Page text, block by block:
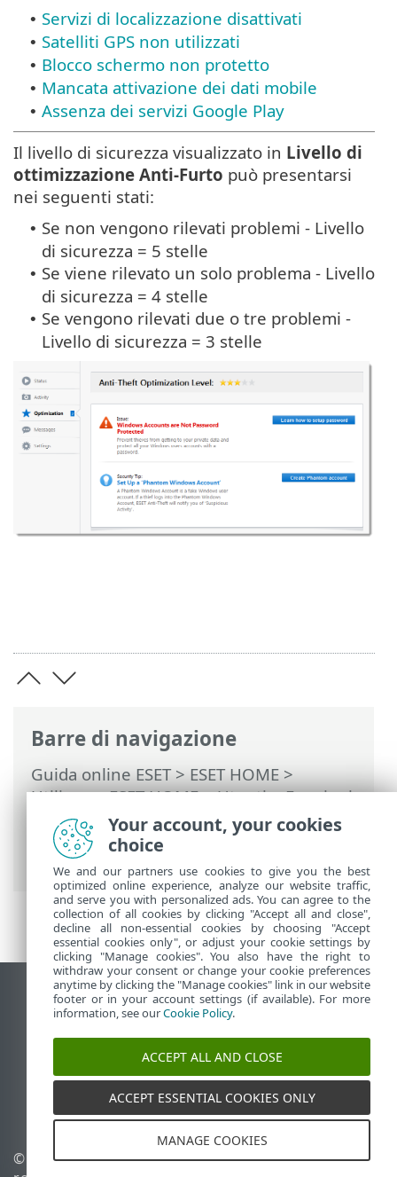
Barre di navigazione
Guida online ESET> ESET HOME >
Utilizzare ESET HOME>Utenti>Funzioni
ESET assegnate all’utente >Anti-Furto>
Dispositivi protetti da Anti-Furto
Ottimizzazione
• Servizi di localizzazione disattivati
• Satelliti GPS non utilizzati
• Blocco schermo non protetto
• Mancata attivazione dei dati mobile
• Assenza dei servizi Google Play
Il livello di sicurezza visualizzato in Livello di
ottimizzazione Anti-Furto può presentarsi
nei seguenti stati:
• Se non vengono rilevati problemi - Livello
di sicurezza = 5 stelle
• Se viene rilevato un solo problema - Livello
di sicurezza = 4 stelle
• Se vengono rilevati due o tre problemi -
Livello di sicurezza = 3 stelle
Visualizza sito desktop
End of Life
ESET Knowledge Base
ESET Status Portal
Supporto regionale
© 1992 - 2026 ESET, spol. s
Gestisci cookie
Your account, your cookies
choice
We and our partners use cookies to give you the best
optimized online experience, analyze our website traffic,
and serve you with personalized ads. You can agree to the
collection of all cookies by clicking "Accept all and close",
decline all non-essential cookies by choosing "Accept
essential cookies only", or adjust your cookie settings by
clicking "Manage cookies". You also have the right to
withdraw your consent or change your cookie preferences
anytime by clicking the "Manage cookies" link in our website
footer or in your account settings (if available). For more
information, see ourCookie Policy.
ACCEPT ALL AND CLOSE
ACCEPT ESSENTIAL COOKIES ONLY
MANAGE COOKIES